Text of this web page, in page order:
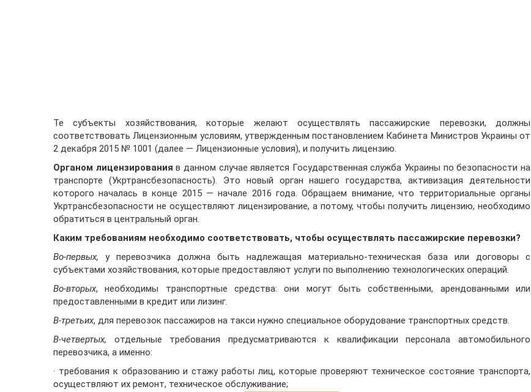
Те субъекты хозяйствования, которые желают осуществлять пассажирские перевозки, должны
соответствовать Лицензионным условиям, утвержденным постановлением Кабинета Министров Украины от
2 декабря 2015 № 1001 (далее — Лицензионные условия), и получить лицензию.
Органом лицензирования в данном случае является Государственная служба Украины по безопасности на
транспорте (Укртрансбезопасность). Это новый орган нашего государства, активизация деятельности
которого началась в конце 2015 — начале 2016 года. Обращаем внимание, что территориальные органы
Укртрансбезопасности не осуществляют лицензирование, а потому, чтобы получить лицензию, необходимо
обратиться в центральный орган.
Каким требованиям необходимо соответствовать, чтобы осуществлять пассажирские перевозки?
Во-первых, у перевозчика должна быть надлежащая материально-техническая база или договоры с
субъектами хозяйствования, которые предоставляют услуги по выполнению технологических операций.
Во-вторых, необходимы транспортные средства: они могут быть собственными, арендованными или
предоставленными в кредит или лизинг.
В-третьих, для перевозок пассажиров на такси нужно специальное оборудование транспортных средств.
В-четвертых, отдельные требования предусматриваются к квалификации персонала автомобильного
перевозчика, а именно:
· требования к образованию и стажу работы лиц, которые проверяют техническое состояние транспорта,
осуществляют их ремонт, техническое обслуживание;